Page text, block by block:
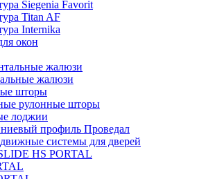
Siegenia Favorit
Titan AF
Internika
окон
жалюзи
жалюзи
шторы
рулонные шторы
лоджии
профиль Проведал
системы для дверей
HS PORTAL